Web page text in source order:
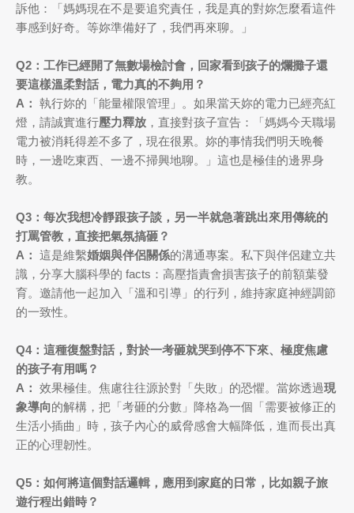
訴他：「媽媽現在不是要追究責任，我是真的對妳怎麼看這件
事感到好奇。等妳準備好了，我們再來聊。」
Q2：工作已經開了無數場檢討會，回家看到孩子的爛攤子還
要這樣溫柔對話，電力真的不夠用？
A： 執行妳的「能量權限管理」。如果當天妳的電力已經亮紅
燈，請誠實進行壓力釋放 ，直接對孩子宣告：「媽媽今天職場
電力被消耗得差不多了，現在很累。妳的事情我們明天晚餐
時，一邊吃東西、一邊不掃興地聊。」這也是極佳的邊界身
教。
Q3：每次我想冷靜跟孩子談，另一半就急著跳出來用傳統的
打罵管教，直接把氣氛搞砸？
A： 這是維繫婚姻與伴侶關係的溝通專案。私下與伴侶建立共
識，分享大腦科學的 facts：高壓指責會損害孩子的前額葉發
育。邀請他一起加入「溫和引導」的行列，維持家庭神經調節
的一致性。
Q4：這種復盤對話，對於一考砸就哭到停不下來、極度焦慮
的孩子有用嗎？
A： 效果極佳。焦慮往往源於對「失敗」的恐懼。當妳透過現
象導向的解構，把「考砸的分數」降格為一個「需要被修正的
生活小插曲」時，孩子內心的威脅感會大幅降低，進而長出真
正的心理韌性。
Q5：如何將這個對話邏輯，應用到家庭的日常，比如親子旅
遊行程出錯時？